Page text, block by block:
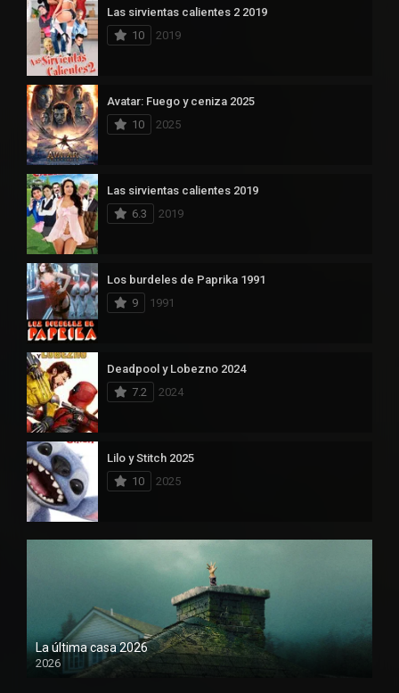
Las sirvientas calientes 2 2019
10
2019
Avatar: Fuego y ceniza 2025
10
2025
Las sirvientas calientes 2019
6.3
2019
Los burdeles de Paprika 1991
9
1991
Deadpool y Lobezno 2024
7.2
2024
Lilo y Stitch 2025
10
2025
La última casa 2026
2026